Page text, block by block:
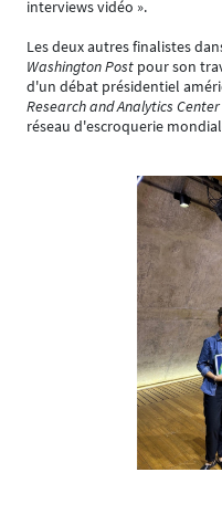
interviews vidéo ».
Les deux autres finalistes
Washington Post pour son
d'un débat présidentiel
Research and Analytics Center
réseau d'escroquerie